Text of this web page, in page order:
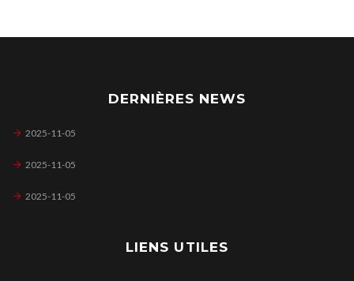
DERNIÈRES NEWS
2025-11-05
2025-11-05
2025-11-05
LIENS UTILES